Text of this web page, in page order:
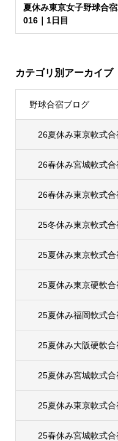
夏休み東京女子野球合
016｜1日目
カテゴリ別アーカイブ
野球合宿ブログ
26夏休み東京軟式
26春休み宮城軟式合
26春休み東京軟式合
25冬休み東京軟式合
25夏休み東京軟式
25夏休み東京硬軟合
25夏休み福岡軟式合
25夏休み大阪硬軟合
25夏休み宮城軟式合
25夏休み東京軟式
25春休み宮城軟式合